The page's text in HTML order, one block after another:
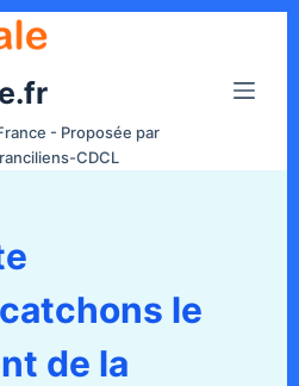
- Proposée par
CDCL
le
de la